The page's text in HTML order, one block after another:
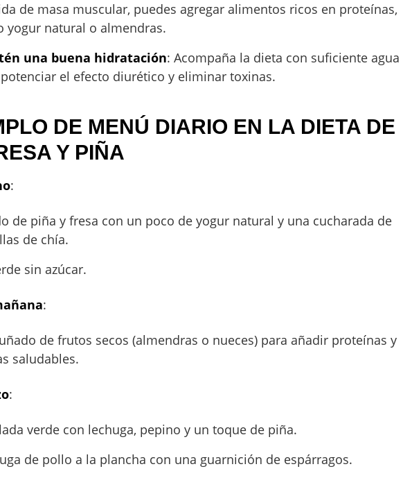
de masa muscular, puedes agregar alimentos ricos en proteínas,
yogur natural o almendras.
una buena hidratación: Acompaña la dieta con suficiente agua
el efecto diurético y eliminar toxinas.
DE MENÚ DIARIO EN LA DIETA DE
Y PIÑA
:
de piña y fresa con un poco de yogur natural y una cucharada de
de chía.
sin azúcar.
:
de frutos secos (almendras o nueces) para añadir proteínas y
saludables.
:
verde con lechuga, pepino y un toque de piña.
de pollo a la plancha con una guarnición de espárragos.